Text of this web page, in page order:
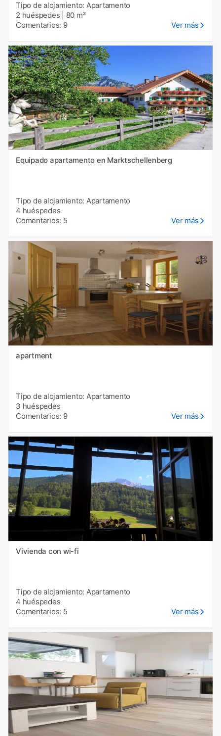
Tipo de alojamiento: Apartamento
2 huéspedes
80 m²
Comentarios: 9
Ver más
Equipado apartamento en Marktschellenberg
Tipo de alojamiento: Apartamento
4 huéspedes
Comentarios: 5
Ver más
apartment
Tipo de alojamiento: Apartamento
3 huéspedes
Comentarios: 9
Ver más
Vivienda con wi-fi
Tipo de alojamiento: Apartamento
4 huéspedes
Comentarios: 5
Ver más